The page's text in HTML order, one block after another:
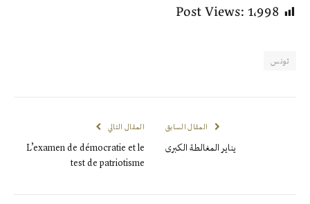
Post Views:1٬998
تونس
المقال السابق
يناير المغالطة الكبرى
المقال التالي
L’examen de démocratie et le
test de patriotisme